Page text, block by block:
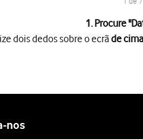
1. Procure "
dois dedos sobre o ecrãde
automaticamente"
nos